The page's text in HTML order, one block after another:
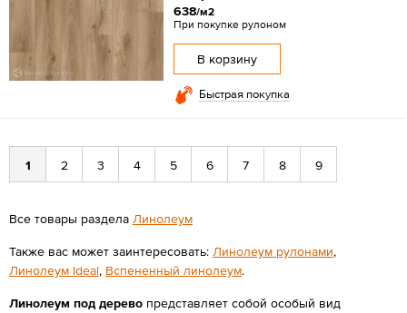
638/м2
При покупке рулоном
В корзину
Быстрая покупка
1 2 3 4 5 6 7 8 9
Все товары раздела Линолеум
Также вас может заинтересовать: Линолеум рулонами,
Линолеум Ideal, Вспененный линолеум.
Линолеум под дерево представляет собой особый вид